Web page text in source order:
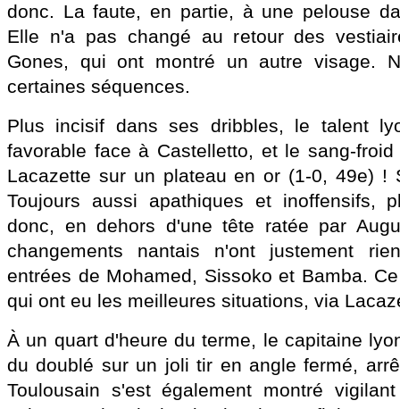
donc. La faute, en partie, à une pelouse
Elle n'a pas changé au retour des
Gones, qui ont montré un autre visage.
certaines séquences.
Plus incisif dans ses dribbles, le talent
favorable face à Castelletto, et le sang-
Lacazette sur un plateau en or (1-0, 49e) !
Toujours aussi apathiques et inoffensifs,
donc, en dehors d'une tête ratée par
changements nantais n'ont justement
entrées de Mohamed, Sissoko et Bamba.
qui ont eu les meilleures situations, via
À un quart d'heure du terme, le capitaine
du doublé sur un joli tir en angle fermé,
Toulousain s'est également montré